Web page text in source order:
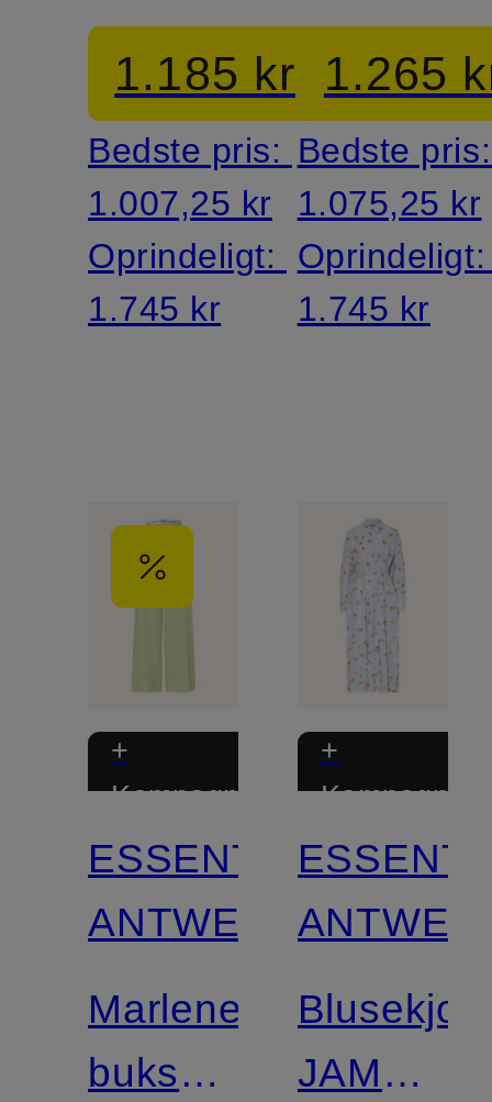
1.185 kr
Bedste pris:
1.007,25 kr
Oprindeligt:
1.745 kr
1.265
Bedste
1.075,25 kr
1.745 kr
+
Kampagnerabat
ESSENTIEL
ANTWERP
Marlene-
bukser
+
Certificeret